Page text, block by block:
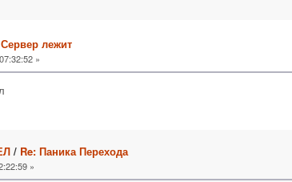
лежит
»
/ Re: Паника Перехода
»